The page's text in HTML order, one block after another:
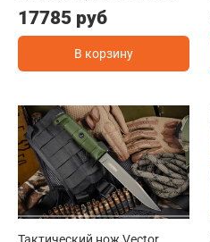
17785 руб
В корзину
Тактический нож Vector